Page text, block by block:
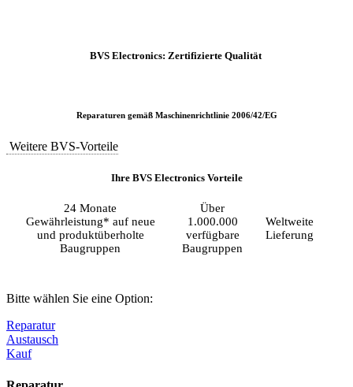
BVS Electronics: Zertifizierte Qualität
Reparaturen gemäß Maschinenrichtlinie 2006/42/EG
Weitere BVS-Vorteile
Ihre BVS Electronics Vorteile
24 Monate
Gewährleistung* auf neue
und produktüberholte
Baugruppen
Über
1.000.000
verfügbare
Baugruppen
Weltweite
Lieferung
Bitte wählen Sie eine Option:
Reparatur
Austausch
Kauf